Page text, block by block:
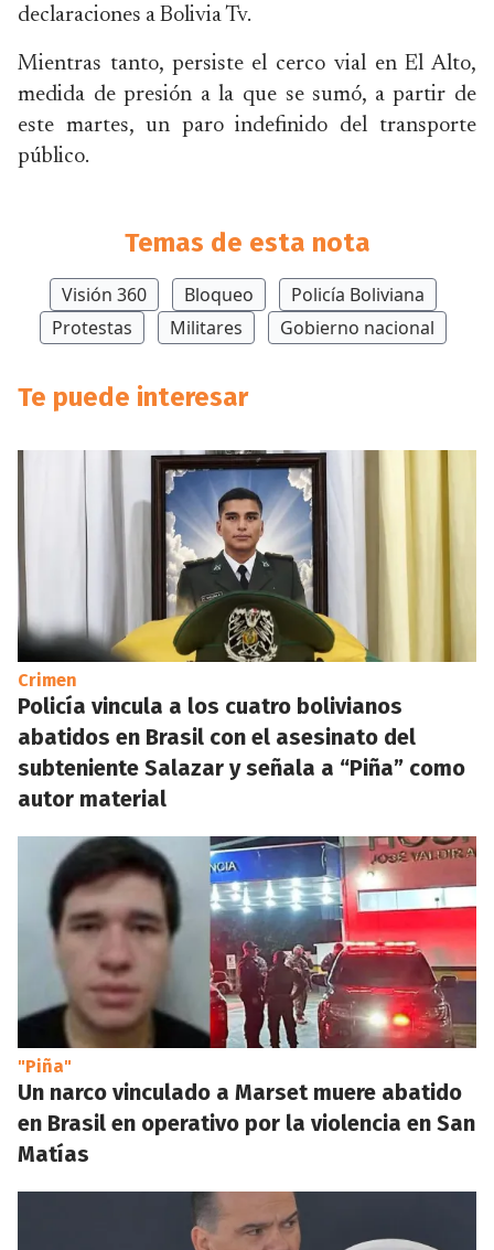
declaraciones a Bolivia Tv.
Mientras tanto, persiste el cerco vial en El Alto,
medida de presión a la que se sumó, a partir de
este martes, un paro indefinido del transporte
público.
Temas de esta nota
Visión 360 Bloqueo
Policía Boliviana
Protestas
Militares Gobierno nacional
Te puede interesar
Crimen
Policía vincula a los cuatro bolivianos
abatidos en Brasil con el asesinato del
subteniente Salazar y señala a “Piña” como
autor material
"Piña"
Un narco vinculado a Marset muere abatido
en Brasil en operativo por la violencia en San
Matías